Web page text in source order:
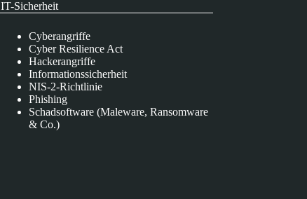
IT-Sicherheit
Cyberangriffe
Cyber Resilience Act
Hackerangriffe
Informationssicherheit
NIS-2-Richtlinie
Phishing
Schadsoftware (Maleware, Ransomware
& Co.)